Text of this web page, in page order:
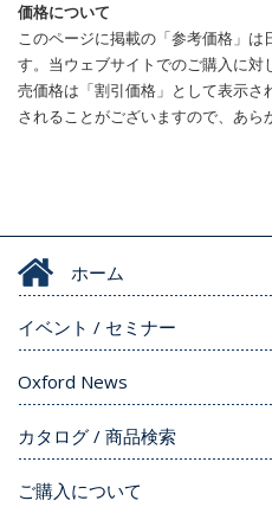
価格について
このページに掲載の「参考価格」
す。当ウェブサイトでのご購入に対
売価格は「割引価格」として表示
されることがございますので、あら
ホーム
イベント / セミナー
Oxford News
カタログ / 商品検索
ご購入について